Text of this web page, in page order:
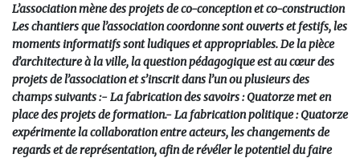
L’association mène des projets de co-conception et co-construction
Les chantiers que l’association coordonne sont ouverts et festifs, les
moments informatifs sont ludiques et appropriables. De la pièce
d’architecture à la ville, la question pédagogique est au cœur des
projets de l’association et s’inscrit dans l’un ou plusieurs des
champs suivants :- La fabrication des savoirs : Quatorze met en
place des projets de formation.- La fabrication politique : Quatorze
expérimente la collaboration entre acteurs, les changements de
regards et de représentation, afin de révéler le potentiel du faire